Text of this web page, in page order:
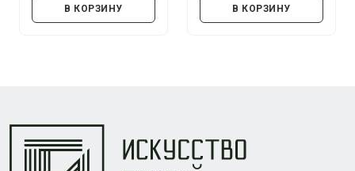
В КОРЗИНУ В КОРЗИНУ